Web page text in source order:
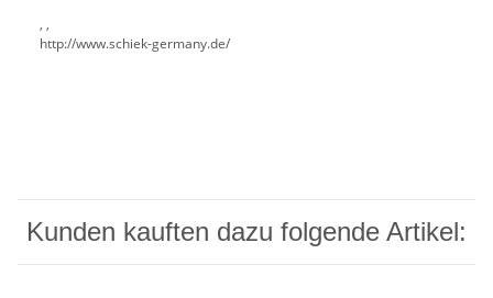
, ,
http://www.schiek-germany.de/
Kunden kauften dazu folgende Artikel: